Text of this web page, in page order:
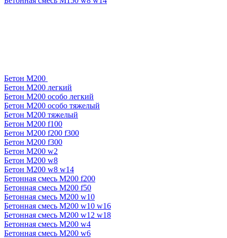
Бетон М200
Бетон М200 легкий
Бетон М200 особо легкий
Бетон М200 особо тяжелый
Бетон М200 тяжелый
Бетон М200 f100
Бетон М200 f200 f300
Бетон М200 f300
Бетон М200 w2
Бетон М200 w8
Бетон М200 w8 w14
Бетонная смесь М200 f200
Бетонная смесь М200 f50
Бетонная смесь М200 w10
Бетонная смесь М200 w10 w16
Бетонная смесь М200 w12 w18
Бетонная смесь М200 w4
Бетонная смесь М200 w6